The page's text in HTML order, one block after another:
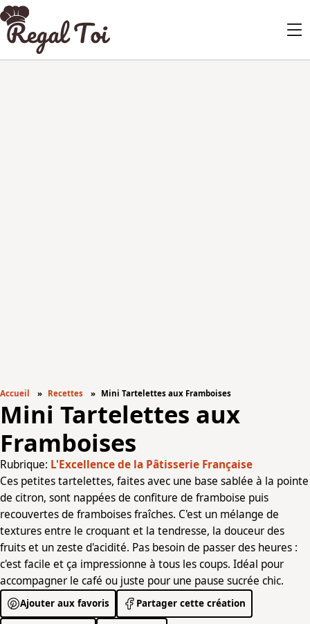
Accueil Recettes Mini Tartelettes aux Framboises
Mini Tartelettes aux
Framboises
Rubrique: L'Excellence de la Pâtisserie Française
Ces petites tartelettes, faites avec une base sablée à la pointe
de citron, sont nappées de confiture de framboise puis
recouvertes de framboises fraîches. C'est un mélange de
textures entre le croquant et la tendresse, la douceur des
fruits et un zeste d'acidité. Pas besoin de passer des heures :
c'est facile et ça impressionne à tous les coups. Idéal pour
accompagner le café ou juste pour une pause sucrée chic.
Ajouter aux favoris Partager cette création